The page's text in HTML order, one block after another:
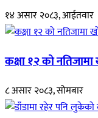
१४ असार २०८३, आईतवार
कक्षा १२ को
८ असार २०८३, सोमबार